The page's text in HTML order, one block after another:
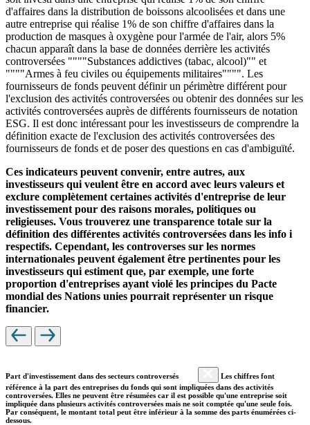
d'affaires dans la distribution de boissons alcoolisées et dans une
autre entreprise qui réalise 1% de son chiffre d'affaires dans la
production de masques à oxygène pour l'armée de l'air, alors 5%
chacun apparaît dans la base de données derrière les activités
controversées """"Substances addictives (tabac, alcool)"" et
""""Armes à feu civiles ou équipements militaires"""". Les
fournisseurs de fonds peuvent définir un périmètre différent pour
l'exclusion des activités controversées ou obtenir des données sur les
activités controversées auprès de différents fournisseurs de notation
ESG. Il est donc intéressant pour les investisseurs de comprendre la
définition exacte de l'exclusion des activités controversées des
fournisseurs de fonds et de poser des questions en cas d'ambiguïté.
Ces indicateurs peuvent convenir, entre autres, aux
investisseurs qui veulent être en accord avec leurs valeurs et
exclure complètement certaines activités d'entreprise de leur
investissement pour des raisons morales, politiques ou
religieuses. Vous trouverez une transparence totale sur la
définition des différentes activités controversées dans les info i
respectifs. Cependant, les controverses sur les normes
internationales peuvent également être pertinentes pour les
investisseurs qui estiment que, par exemple, une forte
proportion d'entreprises ayant violé les principes du Pacte
mondial des Nations unies pourrait représenter un risque
financier.
Part d'investissement dans des secteurs controversés
Les chiffres font
référence à la part des entreprises du fonds qui sont impliquées dans des activités
controversées. Elles ne peuvent être résumées car il est possible qu'une entreprise soit
impliquée dans plusieurs activités controversées mais ne soit comptée qu'une seule fois.
Par conséquent, le montant total peut être inférieur à la somme des parts énumérées ci-
dessous.